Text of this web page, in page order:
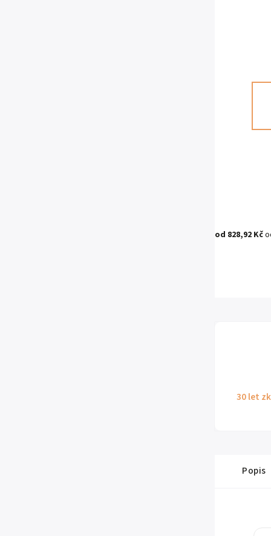
od 828,92 Kč
30 let
Popis